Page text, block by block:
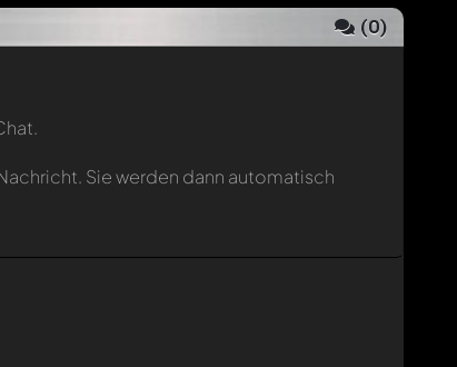
(0)
Sie werden dann automatisch